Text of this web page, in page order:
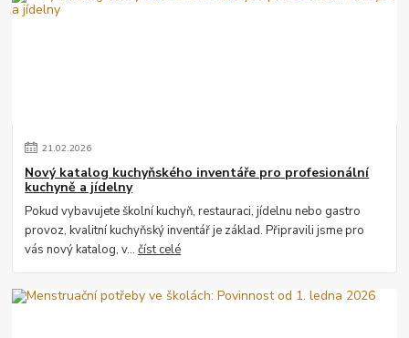
21.02.2026
Nový katalog kuchyňského inventáře pro profesionální
kuchyně a jídelny
Pokud vybavujete školní kuchyň, restauraci, jídelnu nebo gastro
provoz, kvalitní kuchyňský inventář je základ. Připravili jsme pro
vás nový katalog, v...číst celé